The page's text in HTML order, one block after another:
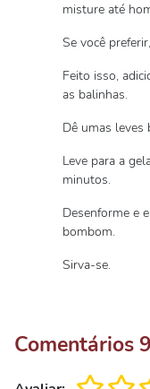
misture até
Se você
Feito isso,
as balinhas.
Dê umas leves
Leve para a
minutos.
Desenforme e
bombom.
Sirva-se.
Comentários 9